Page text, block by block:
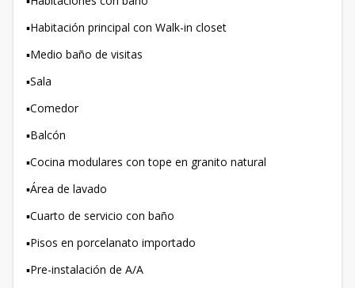
▪️Habitación principal con Walk-in closet
▪️Medio baño de visitas
▪️Sala
▪️Comedor
▪️Balcón
▪️Cocina modulares con tope en granito natural
▪️Área de lavado
▪️Cuarto de servicio con baño
▪️Pisos en porcelanato importado
▪️Pre-instalación de A/A